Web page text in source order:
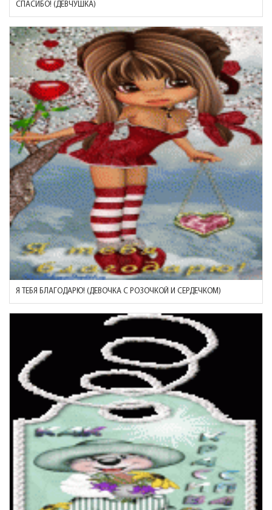
СПАСИБО! (ДЕВЧУШКА)
Я ТЕБЯ БЛАГОДАРЮ! (ДЕВОЧКА С РОЗОЧКОЙ И СЕРДЕЧКОМ)